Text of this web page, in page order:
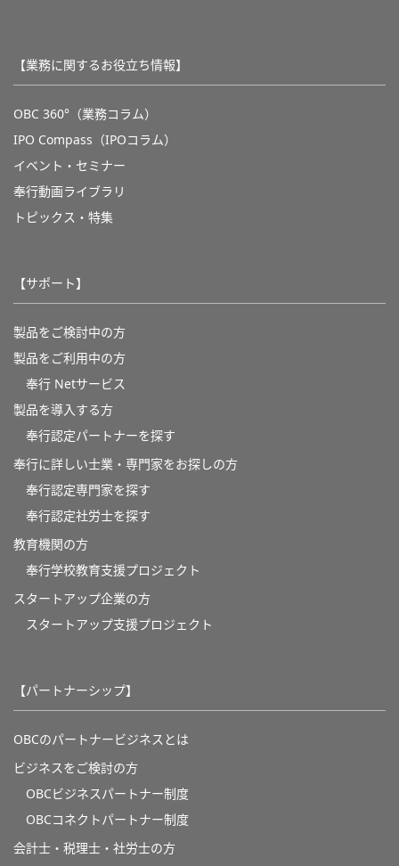
【業務に関するお役立ち情報】
OBC 360°（業務コラム）
IPO Compass（IPOコラム）
イベント・セミナー
奉行動画ライブラリ
トピックス・特集
【サポート】
製品をご検討中の方
製品をご利用中の方
奉行 Netサービス
製品を導入する方
奉行認定パートナーを探す
奉行に詳しい士業・専門家をお探しの方
奉行認定専門家を探す
奉行認定社労士を探す
教育機関の方
奉⾏学校教育⽀援プロジェクト
スタートアップ企業の方
スタートアップ支援プロジェクト
【パートナーシップ】
OBCのパートナービジネスとは
ビジネスをご検討の方
OBCビジネスパートナー制度
OBCコネクトパートナー制度
会計士・税理士・社労士の方